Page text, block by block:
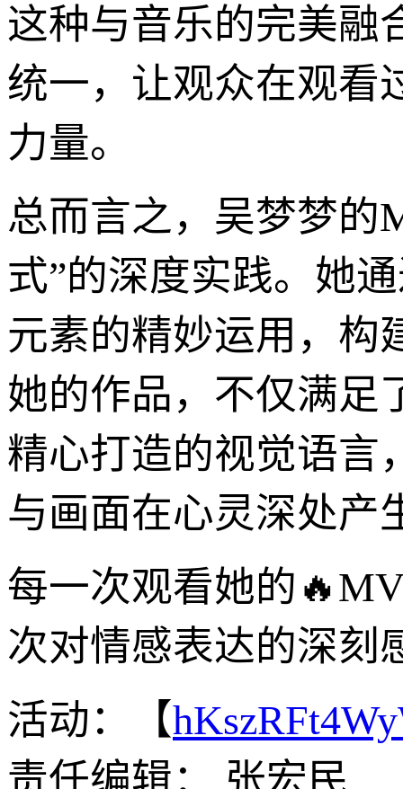
这种与音乐的完美融
统一，让观众在观看
力量。
总而言之，吴梦梦的
式”的深度实践。她
元素的精妙运用，构
她的作品，不仅满足
精心打造的视觉语言
与画面在心灵深处产
每一次观看她的
次对情感表达的深刻
活动：【
责任编辑： 张宏民